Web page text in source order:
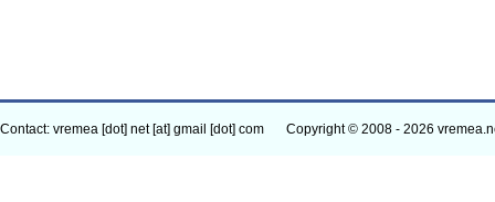
Contact: vremea [dot] net [at] gmail [dot] com Copyright © 2008 - 2026